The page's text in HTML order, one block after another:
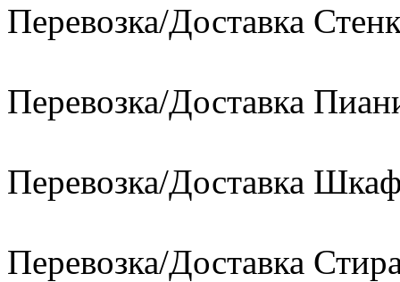
Перевозка/Доставка
Перевозка/Доставка
Перевозка/Доставка
Перевозка/Доставка